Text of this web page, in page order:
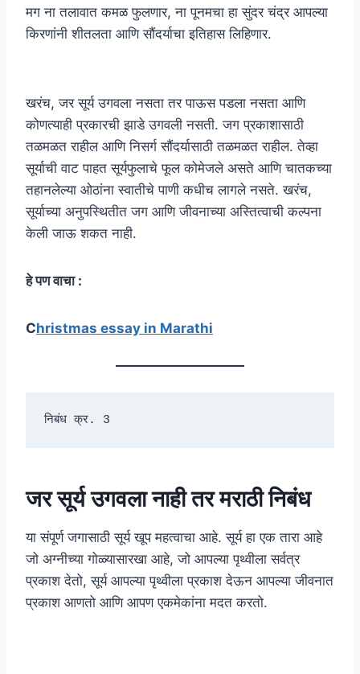
मग ना तलावात कमळ फुलणार, ना पूनमचा हा सुंदर चंद्र आपल्या
किरणांनी शीतलता आणि सौंदर्याचा इतिहास लिहिणार.
खरंच, जर सूर्य उगवला नसता तर पाऊस पडला नसता आणि
कोणत्याही प्रकारची झाडे उगवली नसती. जग प्रकाशासाठी
तळमळत राहील आणि निसर्ग सौंदर्यासाठी तळमळत राहील. तेव्हा
सूर्याची वाट पाहत सूर्यफुलाचे फूल कोमेजले असते आणि चातकच्या
तहानलेल्या ओठांना स्वातीचे पाणी कधीच लागले नसते. खरंच,
सूर्याच्या अनुपस्थितीत जग आणि जीवनाच्या अस्तित्वाची कल्पना
केली जाऊ शकत नाही.
हे पण वाचा :
Christmas essay in Marathi
निबंध क्र. 3
जर सूर्य उगवला नाही तर मराठी निबंध
या संपूर्ण जगासाठी सूर्य खूप महत्वाचा आहे. सूर्य हा एक तारा आहे
जो अग्नीच्या गोळ्यासारखा आहे, जो आपल्या पृथ्वीला सर्वत्र
प्रकाश देतो, सूर्य आपल्या पृथ्वीला प्रकाश देऊन आपल्या जीवनात
प्रकाश आणतो आणि आपण एकमेकांना मदत करतो.